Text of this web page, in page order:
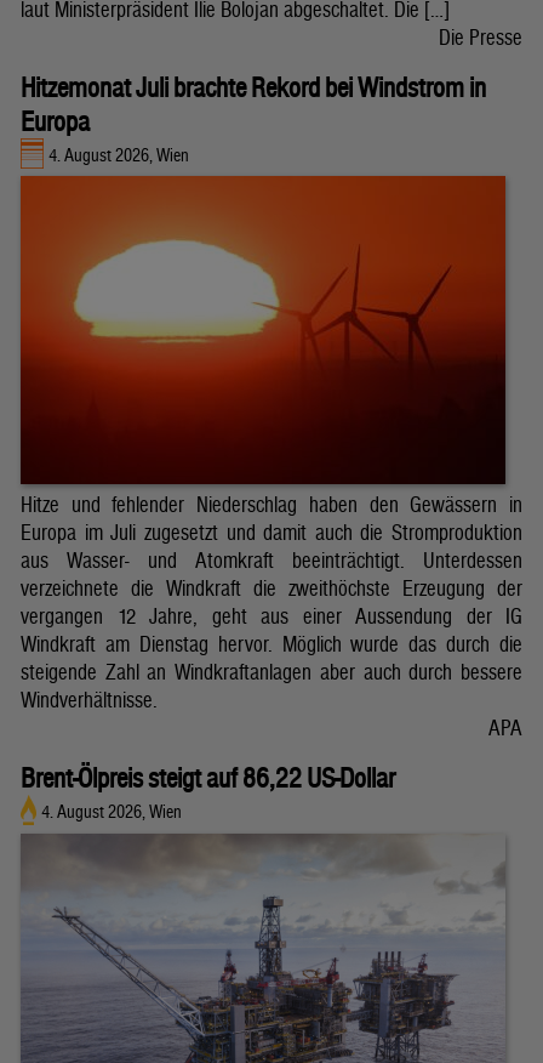
laut Ministerpräsident Ilie Bolojan abgeschaltet. Die […]
Die Presse
Hitzemonat Juli brachte Rekord bei Windstrom in
Europa
4. August 2026, Wien
Hitze und fehlender Niederschlag haben den Gewässern in
Europa im Juli zugesetzt und damit auch die Stromproduktion
aus Wasser- und Atomkraft beeinträchtigt. Unterdessen
verzeichnete die Windkraft die zweithöchste Erzeugung der
vergangen 12 Jahre, geht aus einer Aussendung der IG
Windkraft am Dienstag hervor. Möglich wurde das durch die
steigende Zahl an Windkraftanlagen aber auch durch bessere
Windverhältnisse.
APA
Brent-Ölpreis steigt auf 86,22 US-Dollar
4. August 2026, Wien